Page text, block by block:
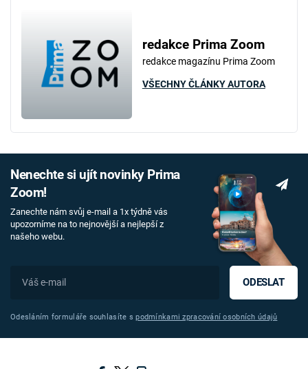
redakce Prima Zoom
redakce magazínu Prima Zoom
VŠECHNY ČLÁNKY AUTORA
Nenechte si ujít novinky Prima
Zoom!
Zanechte nám svůj e-mail a 1x týdně vás
upozorníme na to nejnovější a nejlepší z
našeho webu.
ODESLAT
Odesláním formuláře souhlasíte spodmínkami zpracování osobních údajů